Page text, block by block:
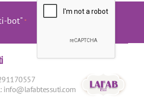
bot"
info@lafabtessuti.com